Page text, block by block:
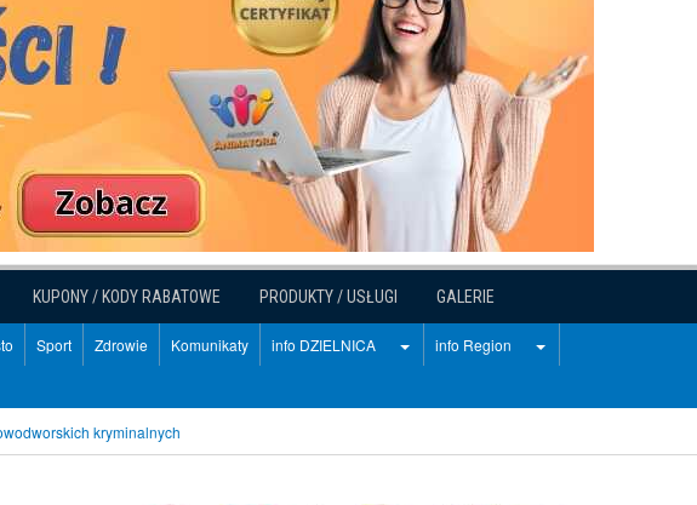
KUPONY / KODY RABATOWE PRODUKTY / USŁUGI GALERIE
Sport Zdrowie Komunikaty info DZIELNICA info Region
kryminalnych